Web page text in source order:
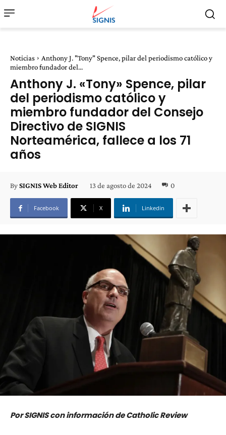
Noticias
Anthony J. "Tony" Spence, pilar del periodismo católico y
miembro fundador del...
Anthony J. «Tony» Spence, pilar
del periodismo católico y
miembro fundador del Consejo
Directivo de SIGNIS
Norteamérica, fallece a los 71
años
BySIGNIS Web Editor 13 de agosto de 2024 0
Facebook X Linkedin
Por SIGNIS con información de Catholic Review